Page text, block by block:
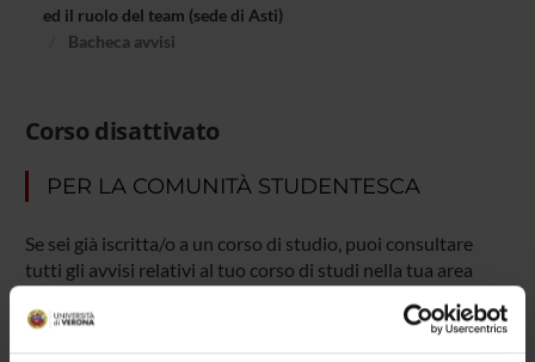
ed il ruolo del team (sede di Asti)
Bacheca avvisi
Corso disattivato
PER LA COMUNITÀ STUDENTESCA
Se sei già iscritta/o a un corso di studio, puoi consultare
tutti gli avvisi relativi al tuo corso di studi nella tua area
In questo portale potrai visualizzare informazioni, risorse e
servizi utili che riguardano la tua carriera universitaria